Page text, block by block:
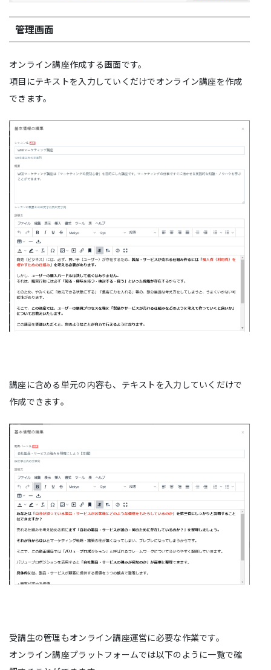
管理画面
オンライン講座作成する画面です。
項目にテキストを入力していくだけでオンライン講座を作成
できます。
講座に含める単元の内容も、テキストを入力していくだけで
作成できます。
受講生の管理もオンライン講座運営に必要な作業です。
オンライン講座プラットフォームでは以下のように一覧で確